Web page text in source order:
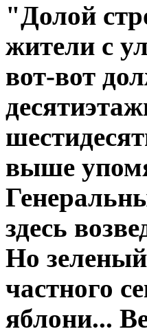
"Долой
жители с
вот-вот
выше
здесь
Но
частного
яблони...